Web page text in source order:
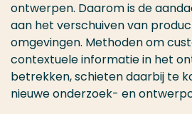
ontwerpen. Daarom is de
aan het verschuiven van
omgevingen. Methoden om
contextuele informatie in het
betrekken, schieten daarbij te
nieuwe onderzoek- en